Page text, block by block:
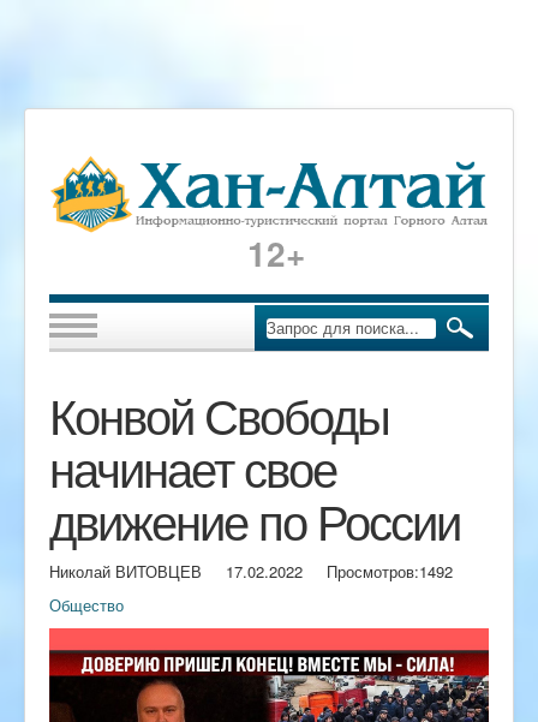
12+
Конвой Свободы
начинает свое
движение по России
Николай ВИТОВЦЕВ 17.02.2022 Просмотров:1492
Общество